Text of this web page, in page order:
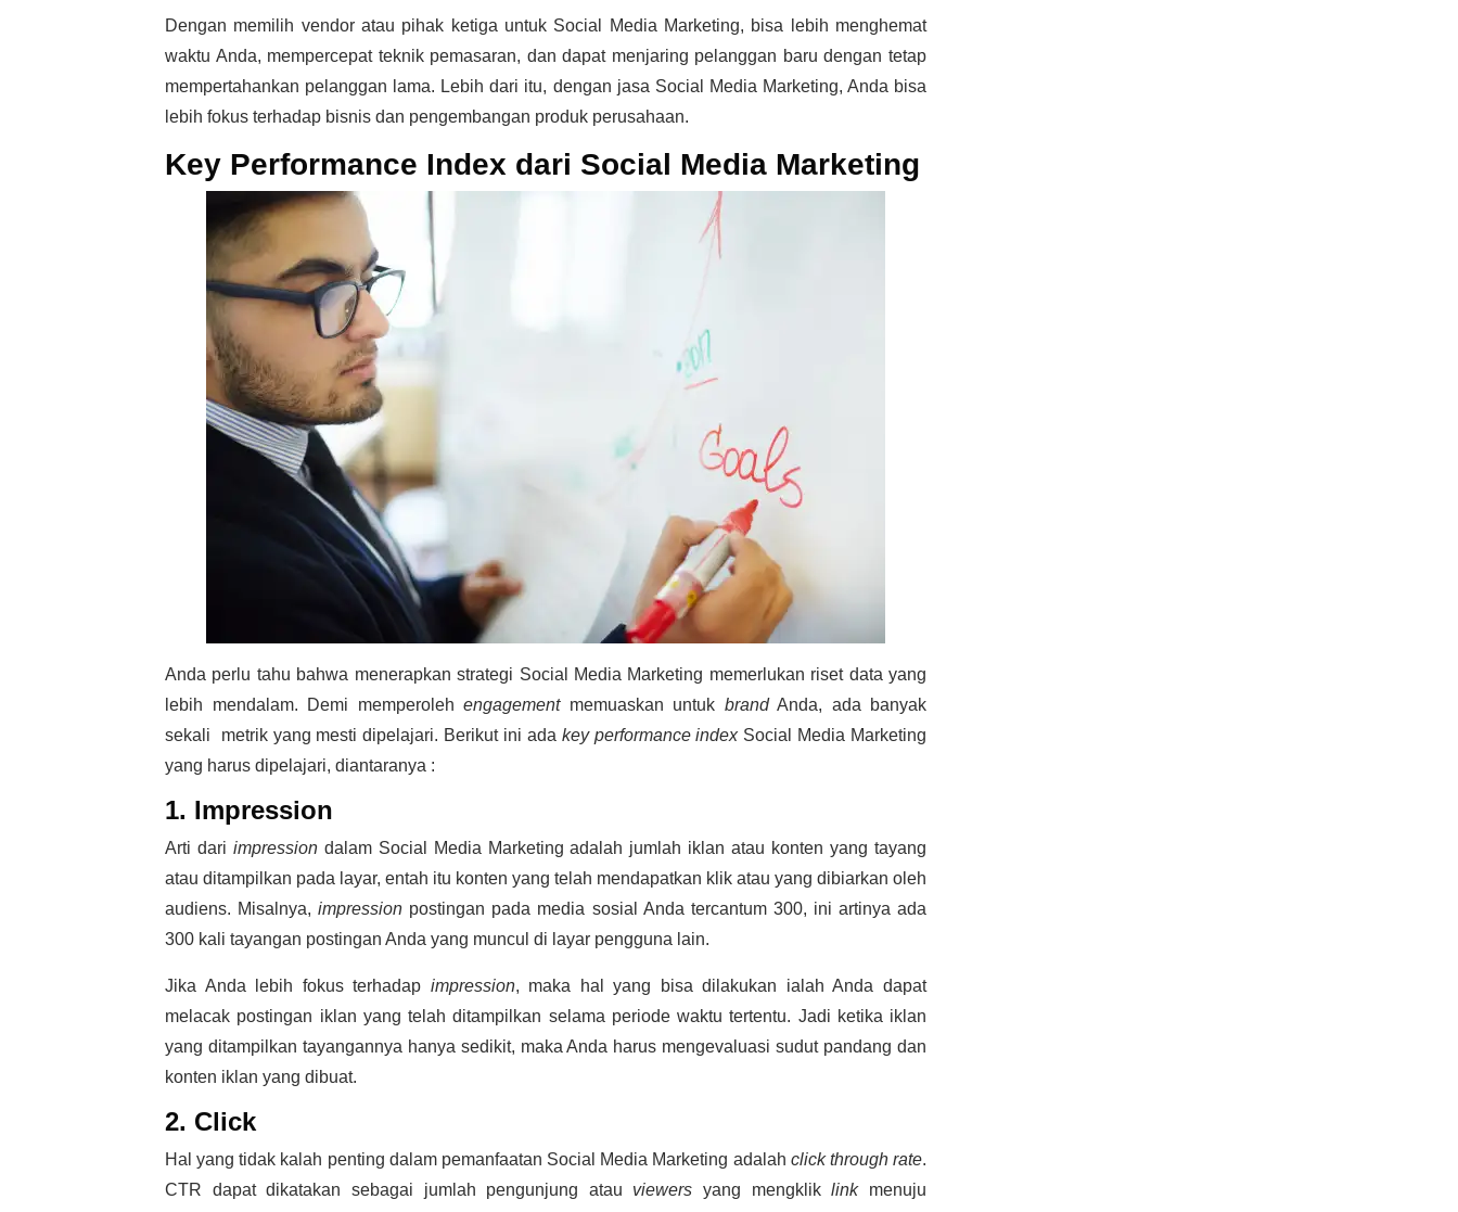
Dengan memilih vendor atau pihak ketiga untuk Social Media Marketing, bisa lebih menghemat
waktu Anda, mempercepat teknik pemasaran, dan dapat menjaring pelanggan baru dengan tetap
mempertahankan pelanggan lama. Lebih dari itu, dengan jasa Social Media Marketing, Anda bisa
lebih fokus terhadap bisnis dan pengembangan produk perusahaan.
Key Performance Index dari Social Media Marketing
Anda perlu tahu bahwa menerapkan strategi Social Media Marketing memerlukan riset data yang
lebih mendalam. Demi memperoleh engagementmemuaskan untuk brandAnda, ada banyak
sekali metrik yang mesti dipelajari. Berikut ini ada key performance indexSocial Media Marketing
yang harus dipelajari, diantaranya :
1. Impression
Arti dari impressiondalam Social Media Marketing adalah jumlah iklan atau konten yang tayang
atau ditampilkan pada layar, entah itu konten yang telah mendapatkan klik atau yang dibiarkan oleh
audiens. Misalnya,impression postingan pada media sosial Anda tercantum 300, ini artinya ada
300 kali tayangan postingan Anda yang muncul di layar pengguna lain.
Jika Anda lebih fokus terhadap impression, maka hal yang bisa dilakukan ialah Anda dapat
melacak postingan iklan yang telah ditampilkan selama periode waktu tertentu. Jadi ketika iklan
yang ditampilkan tayangannya hanya sedikit, maka Anda harus mengevaluasi sudut pandang dan
konten iklan yang dibuat.
2. Click
Hal yang tidak kalah penting dalam pemanfaatan Social Media Marketing adalah click through rate.
CTR dapat dikatakan sebagai jumlah pengunjung atau viewers yang mengkliklinkmenuju